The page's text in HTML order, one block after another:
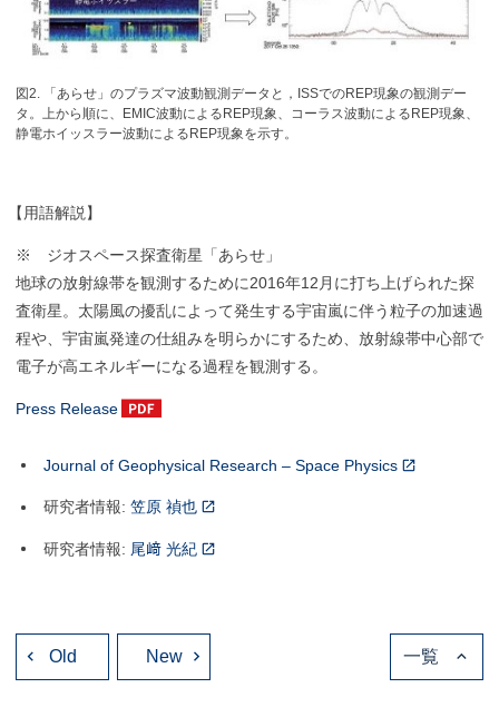
図2. 「あらせ」のプラズマ波動観測データと，ISSでのREP現象の観測デー
タ。上から順に、EMIC波動によるREP現象、コーラス波動によるREP現象、
静電ホイッスラー波動によるREP現象を示す。
【用語解説】
※ ジオスペース探査衛星「あらせ」
地球の放射線帯を観測するために2016年12月に打ち上げられた探
査衛星。太陽風の擾乱によって発生する宇宙嵐に伴う粒子の加速過
程や、宇宙嵐発達の仕組みを明らかにするため、放射線帯中心部で
電子が高エネルギーになる過程を観測する。
Press Release
Journal of Geophysical Research – Space Physics
研究者情報:笠原 禎也
研究者情報: 尾﨑 光紀
投
Old New 一覧